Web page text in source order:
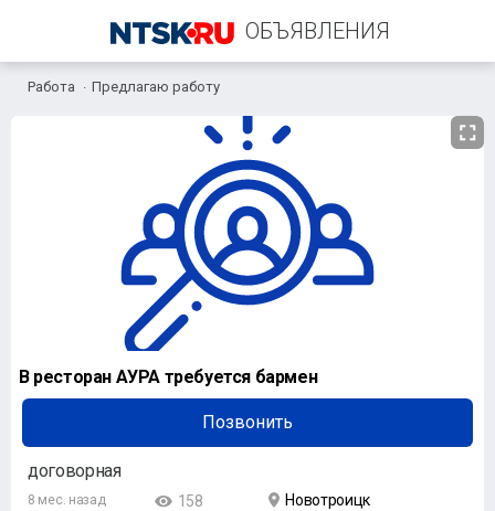
ОБЪЯВЛЕНИЯ
+7 (961) 911-06-61
Работа Предлагаю работу
В ресторан АУРА требуется бармен
Позвонить
договорная
8 мес. назад 158
Новотроицк